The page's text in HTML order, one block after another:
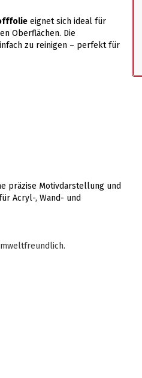
eignet sich ideal für
Oberflächen. Die
zu reinigen – perfekt für
präzise Motivdarstellung und
Acryl-, Wand- und